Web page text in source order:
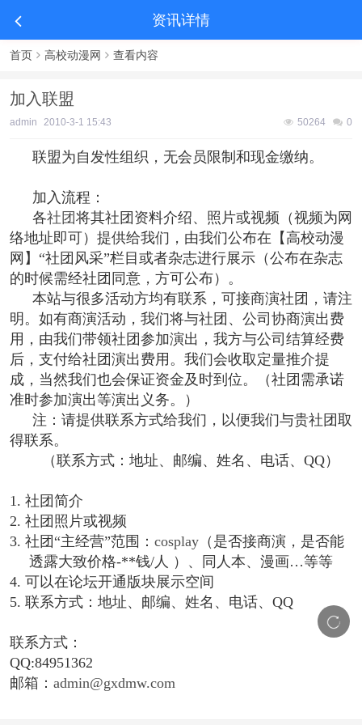
资讯详情
首页 高校动漫网 查看内容
加入联盟
admin 2010-3-1 15:43 50264 0
联盟为自发性组织，无会员限制和现金缴纳。
加入流程：
各社团将其社团资料介绍、照片或视频（视频为网
络地址即可）提供给我们，由我们公布在【高校动漫
网】“社团风采”栏目或者杂志进行展示（公布在杂志
的时候需经社团同意，方可公布）。
本站与很多活动方均有联系，可接商演社团，请注
明。如有商演活动，我们将与社团、公司协商演出费
用，由我们带领社团参加演出，我方与公司结算经费
后，支付给社团演出费用。我们会收取定量推介提
成，当然我们也会保证资金及时到位。（社团需承诺
准时参加演出等演出义务。）
注：请提供联系方式给我们，以便我们与贵社团取
得联系。
（联系方式：地址、邮编、姓名、电话、QQ）
1. 社团简介
2. 社团照片或视频
3. 社团“主经营”范围： cosplay （是否接商演，是否能
透露大致价格-**钱/人 ）、同人本、漫画…等等
4. 可以在论坛开通版块展示空间
5. 联系方式：地址、邮编、姓名、电话、QQ
联系方式：
QQ:84951362
邮箱： admin@gxdmw.com